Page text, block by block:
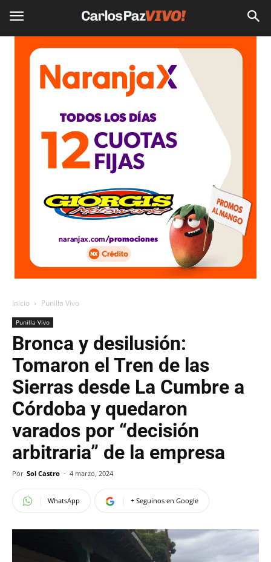
Inicio Punilla Vivo
Punilla Vivo
Bronca y desilusión:
Tomaron el Tren de las
Sierras desde La Cumbre a
Córdoba y quedaron
varados por “decisión
arbitraria” de la empresa
Por Sol Castro - 4 marzo, 2024
WhatsApp + Seguinos en Google